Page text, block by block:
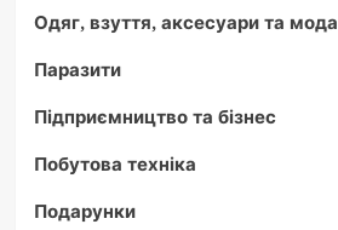
Одяг, взуття, аксесуари та мода
Паразити
Підприємництво та бізнес
Побутова техніка
Подарунки